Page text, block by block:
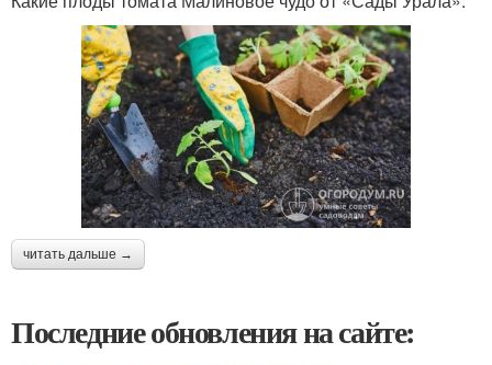
читать дальше →
Последние обновления на сайте: